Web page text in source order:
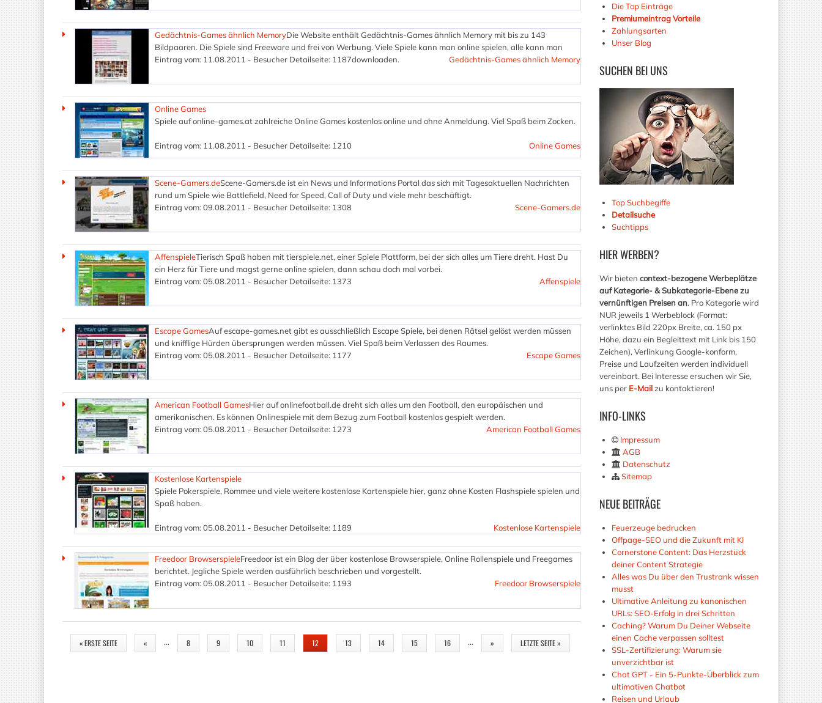
Die Top Einträge
Premiumeintrag Vorteile
Zahlungsarten
Unser Blog
SUCHEN BEI UNS
Top Suchbegiffe
Detailsuche
Suchtipps
HIERWERBEN?
Wir bieten context-bezogene Werbeplätze
auf Kategorie- & Subkategorie-Ebene zu
vernünftigen Preisen an. Pro Kategorie wird
NUR jeweils 1 Werbeblock (Format:
verlinktes Bild 220px Breite, ca. 150 px
Höhe, dazu ein Begleittext mit Link bis 150
Zeichen), Verlinkung Google-konform,
Preise und Laufzeiten werden individuell
vereinbart. Bei Interesse ersuchen wir Sie,
uns per E-Mailzu kontaktieren!
INFO-LINKS
Impressum
AGB
Datenschutz
Sitemap
NEUEBEITRÄGE
Feuerzeuge bedrucken
Offpage-SEO und die Zukunft mit KI
Cornerstone Content: Das Herzstück
deiner Content Strategie
Alles was Du über den Trustrank wissen
musst
Ultimative Anleitung zu kanonischen
URLs: SEO-Erfolg in drei Schritten
Caching? Warum Du Deiner Webseite
einen Cache verpassen solltest
SSL-Zertifizierung: Warum sie
unverzichtbar ist
Chat GPT - Ein 5-Punkte-Überblick zum
ultimativen Chatbot
Reisen und Urlaub
Gedächtnis-Games ähnlich MemoryDie Website enthält Gedächtnis-Games ähnlich Memory mit bis zu 143
Bildpaaren. Die Spiele sind Freeware und frei von Werbung. Viele Spiele kann man online spielen, alle kann man
downloaden.
Eintrag vom: 11.08.2011 - Besucher Detailseite: 1187 Gedächtnis-Games ähnlich Memory
Online Games
Spiele auf online-games.at zahlreiche Online Games kostenlos online und ohne Anmeldung. Viel Spaß beim Zocken.
Eintrag vom: 11.08.2011 - Besucher Detailseite: 1210 Online Games
Scene-Gamers.deScene-Gamers.de ist ein News und Informations Portal das sich mit Tagesaktuellen Nachrichten
rund um Spiele wie Battlefield, Need for Speed, Call of Duty und viele mehr beschäftigt.
Eintrag vom: 09.08.2011 - Besucher Detailseite: 1308
Scene-Gamers.de
AffenspieleTierisch Spaß haben mit tierspiele.net, einer Spiele Plattform, bei der sich alles um Tiere dreht. Hast Du
ein Herz für Tiere und magst gerne online spielen, dann schau doch mal vorbei.
Eintrag vom: 05.08.2011 - Besucher Detailseite: 1373
Affenspiele
Escape GamesAuf escape-games.net gibt es ausschließlich Escape Spiele, bei denen Rätsel gelöst werden müssen
und knifflige Hürden übersprungen werden müssen. Viel Spaß beim Verlassen des Raumes.
Eintrag vom: 05.08.2011 - Besucher Detailseite: 1177
Escape Games
American Football GamesHier auf onlinefootball.de dreht sich alles um den Football, den europäischen und
amerikanischen. Es können Onlinespiele mit dem Bezug zum Football kostenlos gespielt werden.
Eintrag vom: 05.08.2011 - Besucher Detailseite: 1273
American Football Games
Kostenlose Kartenspiele
Spiele Pokerspiele, Rommee und viele weitere kostenlose Kartenspiele hier, ganz ohne Kosten Flashspiele spielen und
Spaß haben.
Eintrag vom: 05.08.2011 - Besucher Detailseite: 1189 Kostenlose Kartenspiele
Freedoor BrowserspieleFreedoor ist ein Blog der über kostenlose Browserspiele, Online Rollenspiele und Freegames
berichtet. Jegliche Spiele werden ausführlich beschrieben und vorgestellt.
Eintrag vom: 05.08.2011 - Besucher Detailseite: 1193
Freedoor Browserspiele
SEITEN
« ERSTE SEITE « … 8 9 10 11 12 13 14 15 16 … » LETZTE SEITE »